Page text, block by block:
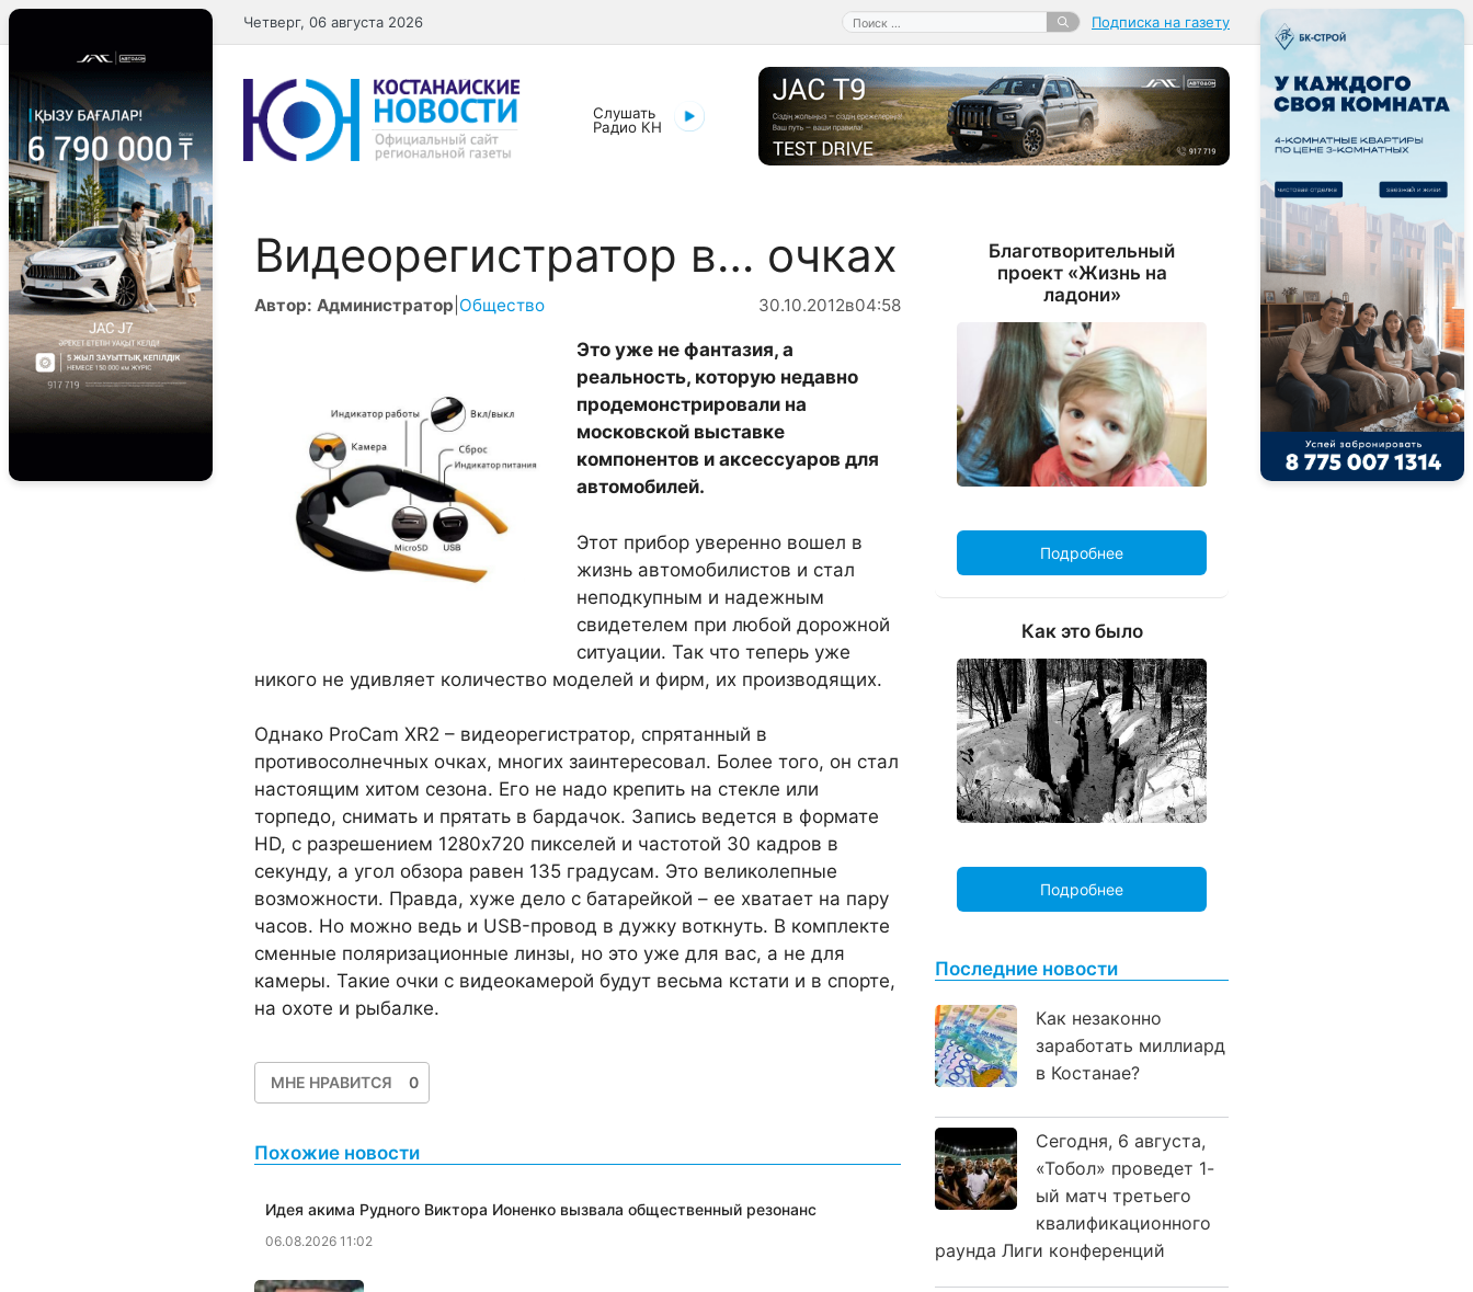
Перейти
к
содержимому
Поиск:
Четверг, 06 августа 2026 Подписка на газету
Слушать
Радио КН
Видеорегистратор в… очках
Автор: Администратор Общество 30.10.2012в04:58
Это уже не фантазия, а
реальность, которую недавно
продемонстрировали на
московской выставке
компонентов и аксессуаров для
автомобилей.
Этот прибор уверенно вошел в
жизнь автомобилистов и стал
неподкупным и надежным
свидетелем при любой дорожной
ситуации. Так что теперь уже
никого не удивляет количество моделей и фирм, их производящих.
Однако ProCam XR2 – видеорегистратор, спрятанный в
противосолнечных очках, многих заинтересовал. Более того, он стал
настоящим хитом сезона. Его не надо крепить на стекле или
торпедо, снимать и прятать в бардачок. Запись ведется в формате
HD, с разрешением 1280х720 пикселей и частотой 30 кадров в
секунду, а угол обзора равен 135 градусам. Это великолепные
возможности. Правда, хуже дело с батарейкой – ее хватает на пару
часов. Но можно ведь и USB-провод в дужку воткнуть. В комплекте
сменные поляризационные линзы, но это уже для вас, а не для
камеры. Такие очки с видеокамерой будут весьма кстати и в спорте,
на охоте и рыбалке.
МНЕ НРАВИТСЯ 0
Похожие новости
Идея акима Рудного Виктора Ионенко вызвала общественный резонанс
06.08.2026 11:02
Благотворительный
проект «Жизнь на
ладони»
Подробнее
Как это было
Подробнее
Последние новости
Как незаконно
заработать миллиард
в Костанае?
Сегодня, 6 августа,
«Тобол» проведет 1-
ый матч третьего
квалификационного
раунда Лиги конференций